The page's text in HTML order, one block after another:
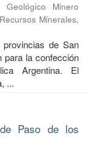
Geológico Minero
Minerales,
provincias de San
para la confección
Argentina. El
...
Paso de los